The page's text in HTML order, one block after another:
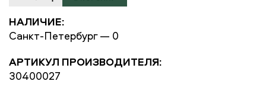
НАЛИЧИЕ:
Санкт-Петербург — 0
АРТИКУЛ ПРОИЗВОДИТЕЛЯ:
30400027